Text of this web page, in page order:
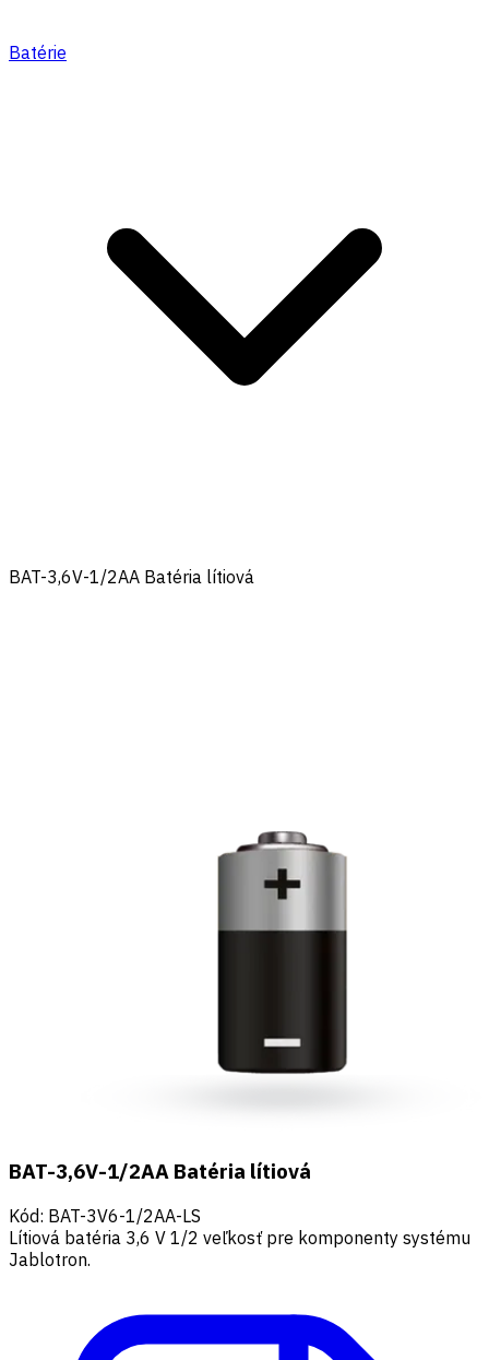
Batérie
BAT-3,6V-1/2AA Batéria lítiová
BAT-3,6V-1/2AA Batéria lítiová
Kód: BAT-3V6-1/2AA-LS
Lítiová batéria 3,6 V 1/2 veľkosť pre komponenty systému
Jablotron.